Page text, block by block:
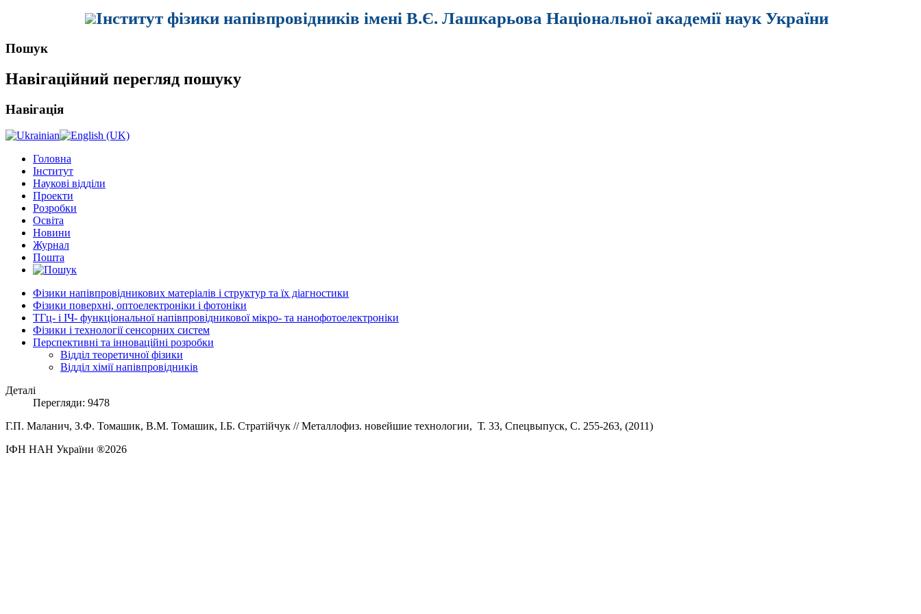
Інститут фізики напівпровідників імені В.Є. Лашкарьова Національної академії наук України
Пошук
Навігаційний перегляд пошуку
Навігація
Головна
Інститут
Наукові відділи
Проекти
Розробки
Освіта
Новини
Журнал
Пошта
Фізики напівпровідникових матеріалів і структур та їх діагностики
Фізики поверхні, оптоелектроніки і фотоніки
ТГц- і ІЧ- функціональної напівпровідникової мікро- та нанофотоелектроніки
Фізики і технології сенсорних систем
Перспективні та інноваційні розробки
Відділ теоретичної фізики
Відділ хімії напівпровідників
Деталі
Перегляди: 9478
Г.П. Маланич, З.Ф. Томашик, В.М. Томашик, І.Б. Стратійчук // Металлофиз. новейшие технологии, Т. 33, Спецвыпуск, С. 255-263, (2011)
ІФН НАН України ®2026